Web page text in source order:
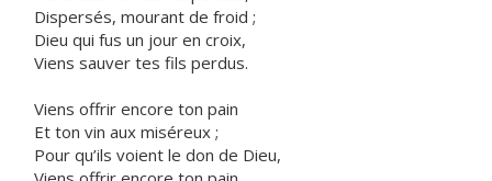
Dispersés, mourant de froid ;
Dieu qui fus un jour en croix,
Viens sauver tes fils perdus.
Viens offrir encore ton pain
Et ton vin aux miséreux ;
Pour qu’ils voient le don de Dieu,